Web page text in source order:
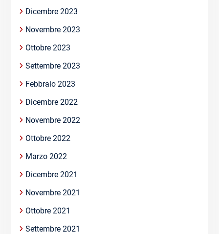
Dicembre 2023
Novembre 2023
Ottobre 2023
Settembre 2023
Febbraio 2023
Dicembre 2022
Novembre 2022
Ottobre 2022
Marzo 2022
Dicembre 2021
Novembre 2021
Ottobre 2021
Settembre 2021